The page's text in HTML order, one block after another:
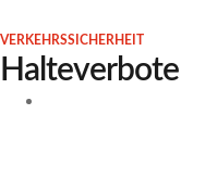
VERKEHRSSICHERHEIT
Halteverbote